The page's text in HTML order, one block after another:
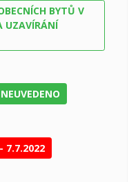
BYTŮ V
UZAVÍRÁNÍ
- 7.7.2022